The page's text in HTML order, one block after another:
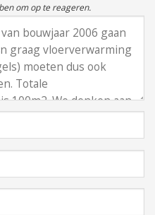
om op te reageren.